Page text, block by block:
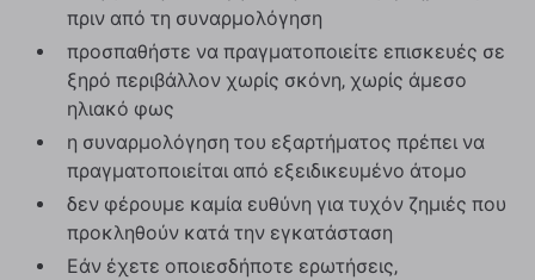
πριν από τη συναρμολόγηση
προσπαθήστε να πραγματοποιείτε επισκευές σε
ξηρό περιβάλλον χωρίς σκόνη, χωρίς άμεσο
ηλιακό φως
η συναρμολόγηση του εξαρτήματος πρέπει να
πραγματοποιείται από εξειδικευμένο άτομο
δεν φέρουμε καμία ευθύνη για τυχόν ζημιές που
προκληθούν κατά την εγκατάσταση
Εάν έχετε οποιεσδήποτε ερωτήσεις,